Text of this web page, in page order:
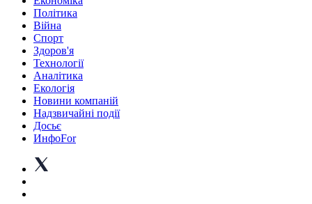
Політика
Війна
Спорт
Здоров'я
Технології
Аналітика
Екологія
Новини компаній
Надзвичайні події
Досьє
ИнфоFor